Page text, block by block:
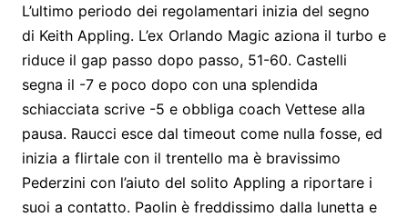
L’ultimo periodo dei regolamentari inizia del segno
di Keith Appling. L’ex Orlando Magic aziona il turbo e
riduce il gap passo dopo passo, 51-60. Castelli
segna il -7 e poco dopo con una splendida
schiacciata scrive -5 e obbliga coach Vettese alla
pausa. Raucci esce dal timeout come nulla fosse, ed
inizia a flirtale con il trentello ma è bravissimo
Pederzini con l’aiuto del solito Appling a riportare i
suoi a contatto. Paolin è freddissimo dalla lunetta e